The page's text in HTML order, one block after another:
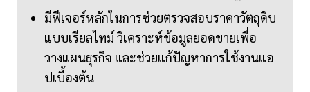
มีฟีเจอร์หลักในการช่วยตรวจสอบราคาวัตถุดิบ
แบบเรียลไทม์ วิเคราะห์ข้อมูลยอดขายเพื่อ
วางแผนธุรกิจ และช่วยแก้ปัญหาการใช้งานแอ
ปเบื้องต้น